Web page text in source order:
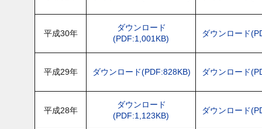
平成30年
ダウンロード
(PDF:1,001KB)
ダウンロード
平成29年 ダウンロード(PDF:828KB) ダウンロード
平成28年
ダウンロード
(PDF:1,123KB)
ダウンロード